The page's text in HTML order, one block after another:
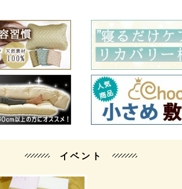
70cm幅 ミニシングル
75cm幅 ショートセミシ
ングル
80cm幅 セミシングル
ルサイズ敷パッド
敷パッド
敷パッド
敷パッド
ド
枕パッド
ート
感パッド
ッド
ケット
ニックコットン
パッド
セット 掛け布団カバー ジ
シ
シ
カ
セ
ー
ダ
ダ
バ
ク
暖
敷布団カバー ジ
セ
ー
シ
シ
バ
ダ
枕カバー シ
BOXシーツ シ
シ
ツ
セ
ダ
ス
ツ
防ダニカバー
クッションカバー
オーガニックコットン
カバーセット カ
カ
小さめ 35×50cm
やや小さめ
普通 43×63cm
大きめ 50×70cm
パイプ枕
高反発枕
低反発枕
機能性枕・その他枕
ハー
シン
セミ
ダブ
接触
天然
イベント